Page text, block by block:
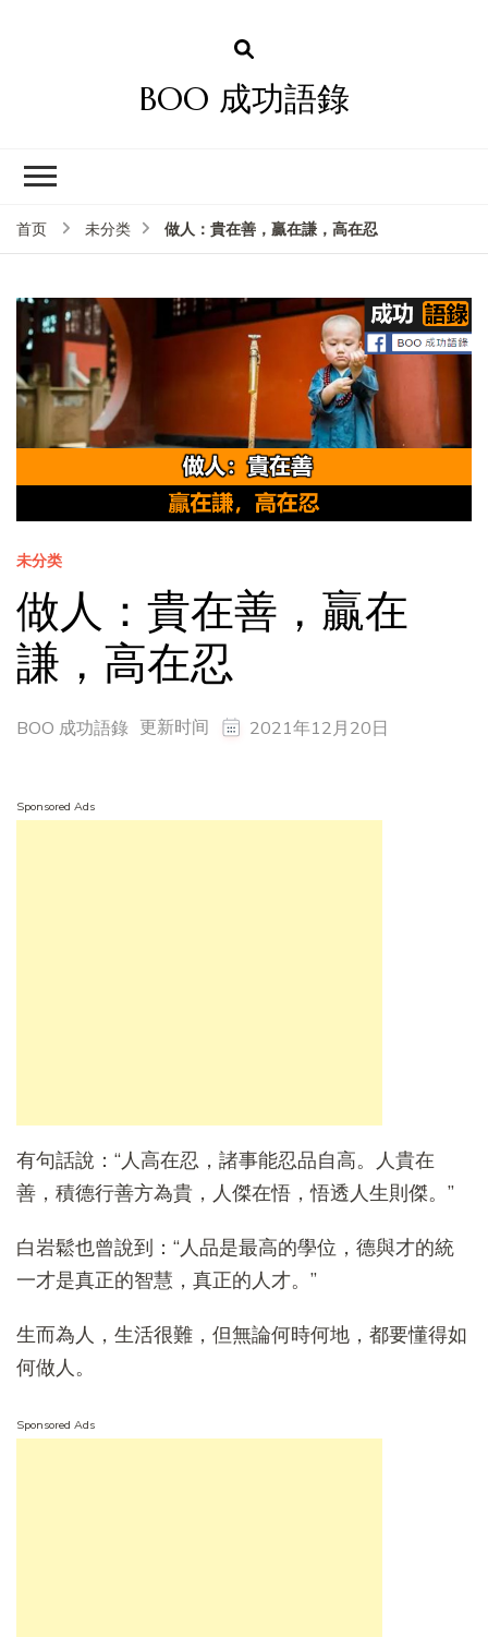
BOO 成功語錄
首页 未分类 做人：貴在善，贏在謙，高在忍
未分类
做人：貴在善，贏在
謙，高在忍
BOO 成功語錄 更新时间 2021年12月20日
Sponsored Ads
有句話說：“人高在忍，諸事能忍品自高。人貴在
善，積德行善方為貴，人傑在悟，悟透人生則傑。”
白岩鬆也曾說到：“人品是最高的學位，德與才的統
一才是真正的智慧，真正的人才。”
生而為人，生活很難，但無論何時何地，都要懂得如
何做人。
Sponsored Ads